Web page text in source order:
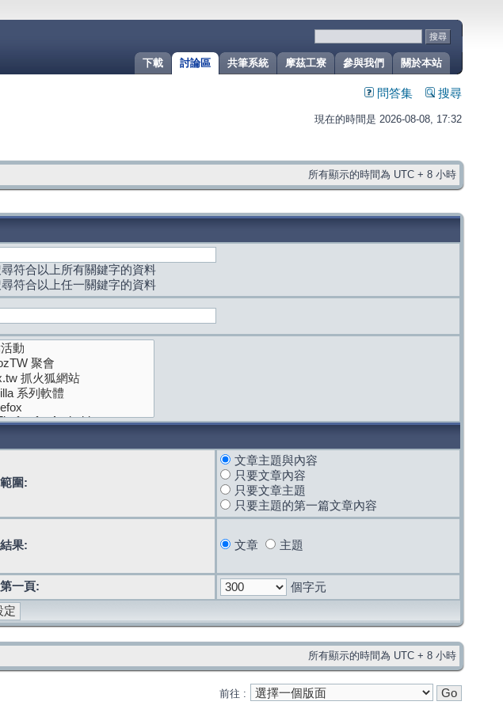
關於本站
參與我們
摩茲工寮
共筆系統
討論區
下載
問答集 搜尋
現在的時間是 2026-08-08, 17:32
所有顯示的時間為 UTC + 8 小時
符合以上所有關鍵字的資料
符合以上任一關鍵字的資料
圍:
文章主題與內容
只要文章內容
只要文章主題
只要主題的第一篇文章內容
果: 文章 主題
一頁: 個字元
所有顯示的時間為 UTC + 8 小時
前往 :